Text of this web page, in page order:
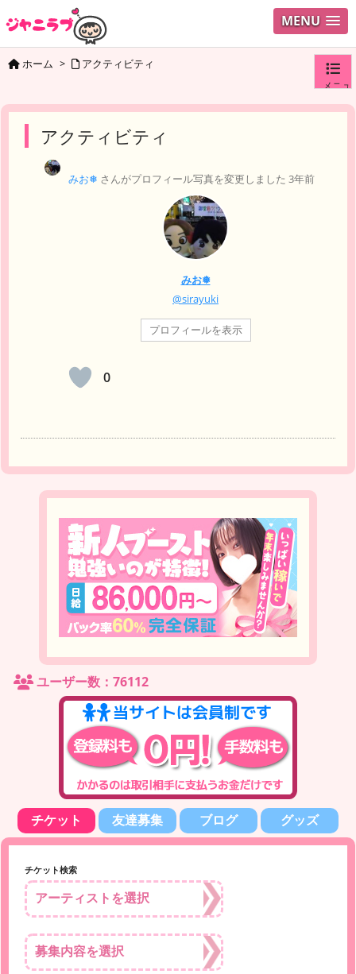
MENU
メニュ
ホーム > アクティビティ
アクティビティ
みお❅ さんがプロフィール写真を変更しました 3年前
みお❅
@sirayuki
プロフィールを表示
0
ユーザー数：76112
チケット 友達募集 ブログ グッズ
チケット検索